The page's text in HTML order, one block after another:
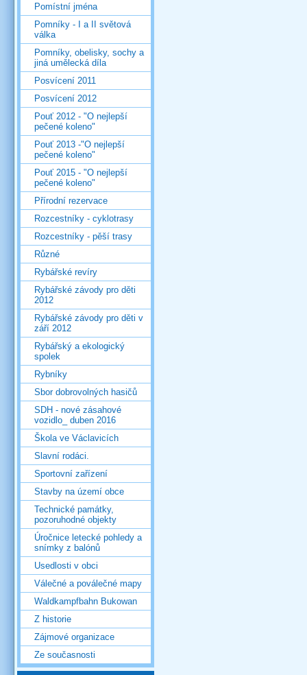
Pomístní jména
Pomníky - I a II světová
válka
Pomníky, obelisky, sochy a
jiná umělecká díla
Posvícení 2011
Posvícení 2012
Pouť 2012 - "O nejlepší
pečené koleno"
Pouť 2013 -"O nejlepší
pečené koleno"
Pouť 2015 - "O nejlepší
pečené koleno"
Přírodní rezervace
Rozcestníky - cyklotrasy
Rozcestníky - pěší trasy
Různé
Rybářské revíry
Rybářské závody pro děti
2012
Rybářské závody pro děti v
září 2012
Rybářský a ekologický
spolek
Rybníky
Sbor dobrovolných hasičů
SDH - nové zásahové
vozidlo_ duben 2016
Škola ve Václavicích
Slavní rodáci.
Sportovní zařízení
Stavby na území obce
Technické památky,
pozoruhodné objekty
Úročnice letecké pohledy a
snímky z balónů
Usedlosti v obci
Válečné a poválečné mapy
Waldkampfbahn Bukowan
Z historie
Zájmové organizace
Ze současnosti